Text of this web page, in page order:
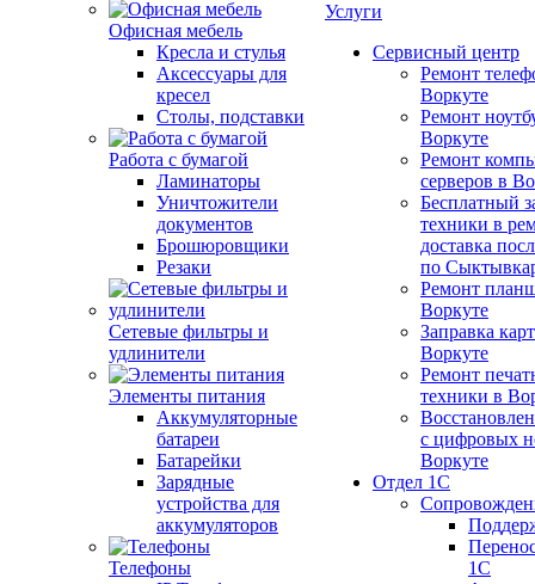
Офисная мебель
Кресла и стулья
Аксессуары для
кресел
Столы, подставки
Работа с бумагой
Ламинаторы
Уничтожители
документов
Брошюровщики
Резаки
Сетевые фильтры и
удлинители
Элементы питания
Аккумуляторные
батареи
Батарейки
Зарядные
устройства для
аккумуляторов
Телефоны
Услуги
Сервисный центр
Ремонт
Воркуте
Ремонт
Воркуте
Ремонт
серверов в
Бесплатный
техники в
доставка
по
Ремонт
Воркуте
Заправка
Воркуте
Ремонт
техники в
с цифровых
Воркуте
Отдел 1С
1С